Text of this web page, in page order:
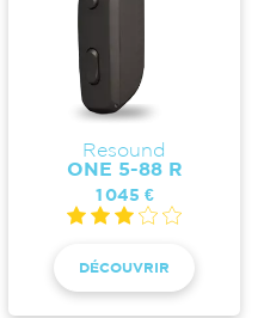
Resound
ONE 5-88 R
1 045 €
DÉCOUVRIR